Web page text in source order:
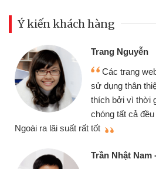
Ý kiến khách hàng
Trang Nguyễn
Các trang
sử dụng thân
thích bởi vì thời
chóng tất cả
Ngoài ra lãi suất rất tốt
Trần Nhật Nam